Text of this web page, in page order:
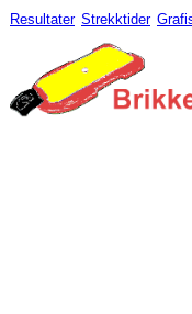
Resultater Strekktider